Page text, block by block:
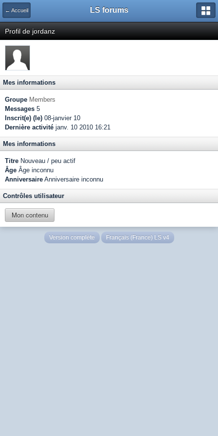
← Accueil LS forums
Profil de jordanz
Mes informations
Groupe Members
Messages 5
Inscrit(e) (le) 08-janvier 10
Dernière activité janv. 10 2010 16:21
Mes informations
Titre Nouveau / peu actif
Âge Âge inconnu
Anniversaire Anniversaire inconnu
Contrôles utilisateur
Mon contenu
Version complète Français (France) LS v4